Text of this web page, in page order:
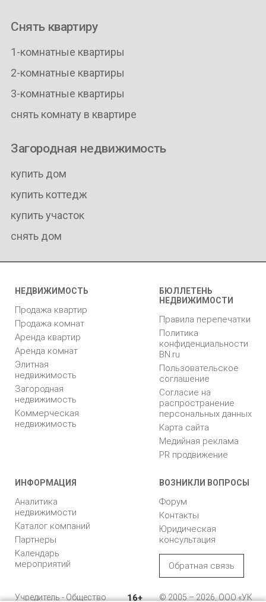
Снять квартиру
1-комнатные квартиры
2-комнатные квартиры
3-комнатные квартиры
снять комнату в квартире
Загородная недвижимость
купить дом
купить коттедж
купить участок
снять дом
НЕДВИЖИМОСТЬ
Продажа квартир
Продажа комнат
Аренда квартир
Аренда комнат
Элитная
недвижимость
Загородная
недвижимость
Коммерческая
недвижимость
БЮЛЛЕТЕНЬ
НЕДВИЖИМОСТИ
Правила перепечатки
Политика
конфиденциальности
BN.ru
Пользовательское
соглашение
Согласие на
распространение
персональных данных
Карта сайта
Медийная реклама
PR продвижение
ИНФОРМАЦИЯ
Аналитика
недвижимости
Каталог компаний
Партнеры
Календарь
мероприятий
ВОЗНИКЛИ ВОПРОСЫ
Форум
Контакты
Юридическая
консультация
Обратная связь
Учредитель - Общество
16+
© 2005 – 2026, ООО «УК